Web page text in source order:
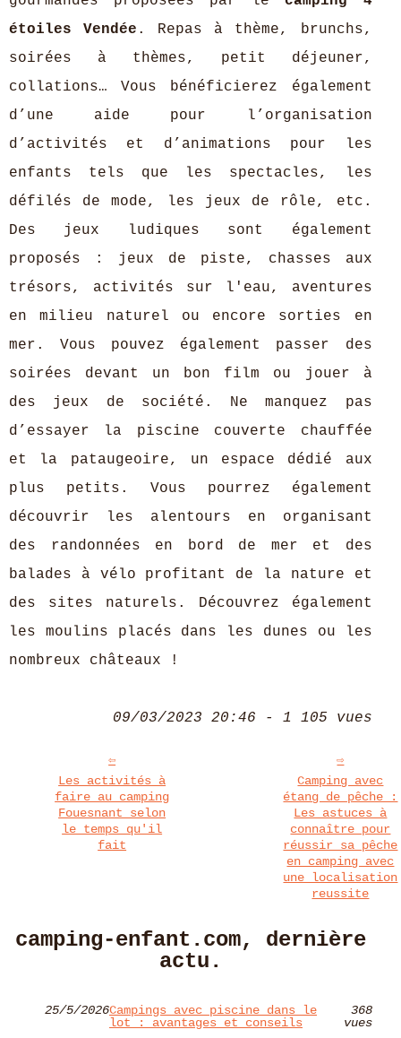
étoiles Vendée . Repas à thème, brunchs,
soirées à thèmes, petit déjeuner,
collations… Vous bénéficierez également
d’une aide pour l’organisation
d’activités et d’animations pour les
enfants tels que les spectacles, les
défilés de mode, les jeux de rôle, etc.
Des jeux ludiques sont également
proposés : jeux de piste, chasses aux
trésors, activités sur l'eau, aventures
en milieu naturel ou encore sorties en
mer. Vous pouvez également passer des
soirées devant un bon film ou jouer à
des jeux de société. Ne manquez pas
d’essayer la piscine couverte chauffée
et la pataugeoire, un espace dédié aux
plus petits. Vous pourrez également
découvrir les alentours en organisant
des randonnées en bord de mer et des
balades à vélo profitant de la nature et
des sites naturels. Découvrez également
les moulins placés dans les dunes ou les
nombreux châteaux !
09/03/2023 20:46 - 1 105 vues
Les activités à
faire au camping
Fouesnant selon
le temps qu'il
fait
Camping avec
étang de pêche :
Les astuces à
connaître pour
réussir sa pêche
en camping avec
une localisation
reussite
camping-enfant.com, dernière
actu.
25/5/2026Campings avec piscine dans le
lot : avantages et conseils
368
vues